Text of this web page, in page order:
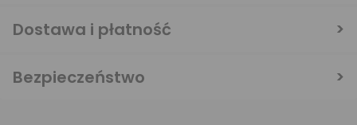
Dostawa i płatność
Bezpieczeństwo